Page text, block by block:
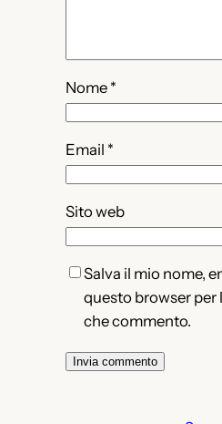
Nome *
Email *
Sito web
Salva il mio nome,
questo browser per
che commento.